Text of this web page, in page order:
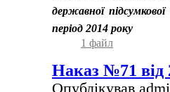
державної
період 2014 року
1 файл
Наказ №71 від
Опублікував